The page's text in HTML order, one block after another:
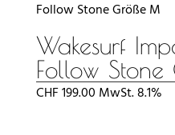
Follow Stone Größe M
Wakesurf
Follow
CHF199.00 MwSt. 8.1%